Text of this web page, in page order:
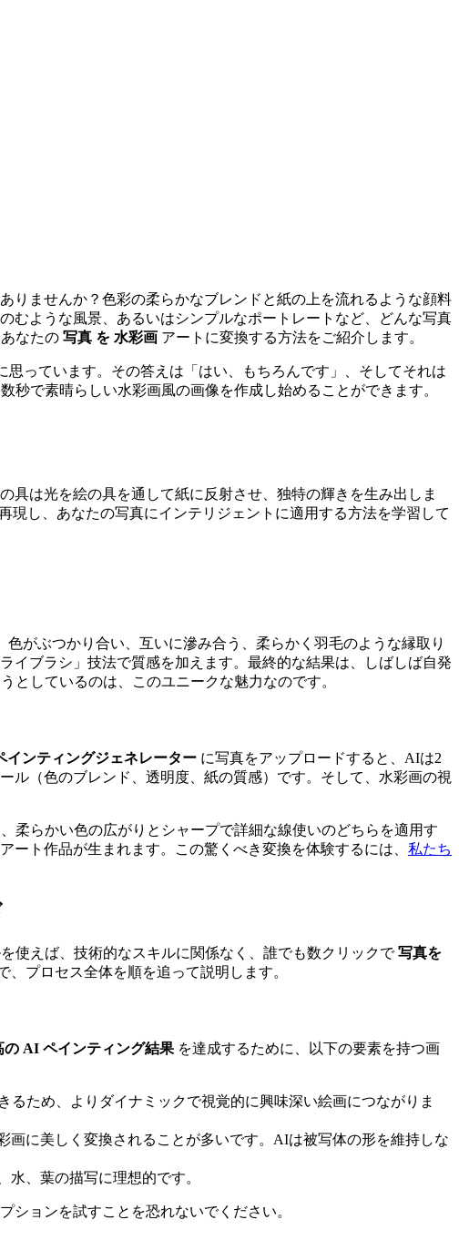
りませんか？色彩の柔らかなブレンドと紙の上を流れるような顔料
むような風景、あるいはシンプルなポートレートなど、どんな写真
なたの 写真 を 水彩画 アートに変換する方法をご紹介します。
思っています。その答えは「はい、もちろんです」、そしてそれは
秒で素晴らしい水彩画風の画像を作成し始めることができます。
は光を絵の具を通して紙に反射させ、独特の輝きを生み出しま
し、あなたの写真にインテリジェントに適用する方法を学習して
がぶつかり合い、互いに滲み合う、柔らかく羽毛のような縁取り
イブラシ」技法で質感を加えます。最終的な結果は、しばしば自発
しているのは、このユニークな魅力なのです。
インティングジェネレーター に写真をアップロードすると、AIは2
ル（色のブレンド、透明度、紙の質感）です。そして、水彩画の視
柔らかい色の広がりとシャープで詳細な線使いのどちらを適用す
ト作品が生まれます。この驚くべき変換を体験するには、 私たち
使えば、技術的なスキルに関係なく、誰でも数クリックで写真を
プロセス全体を順を追って説明します。
の AI ペインティング結果 を達成するために、以下の要素を持つ画
ため、よりダイナミックで視覚的に興味深い絵画につながりま
に美しく変換されることが多いです。AIは被写体の形を維持しな
、葉の描写に理想的です。
ョンを試すことを恐れないでください。